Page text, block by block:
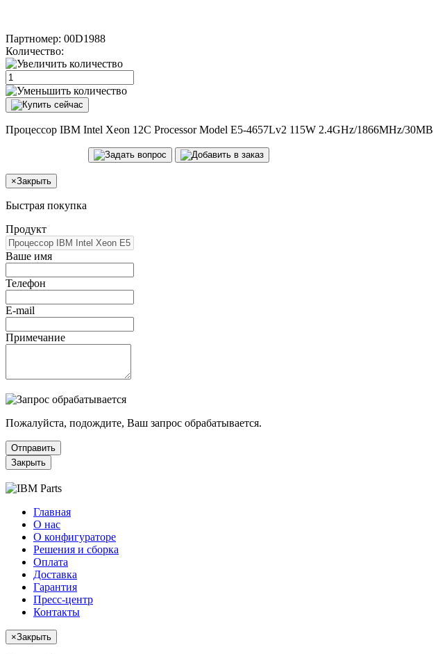
Партномер: 00D1988
Количество:
Процессор IBM Intel Xeon 12C Processor Model E5-4657Lv2 115W 2.4GHz/1866MHz/30MB
×Закрыть
Быстрая покупка
Продукт
Ваше имя
Телефон
E-mail
Примечание
Пожалуйста, подождите, Ваш запрос обрабатывается.
Отправить
Закрыть
Главная
О нас
О конфигураторе
Решения и сборка
Оплата
Доставка
Гарантия
Пресс-центр
Контакты
×Закрыть